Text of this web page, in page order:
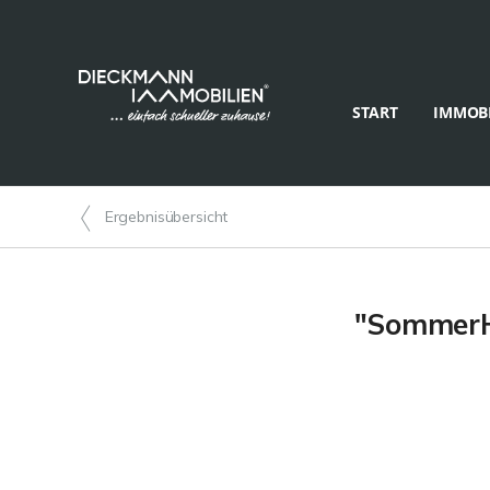
START
Ergebnisübersicht